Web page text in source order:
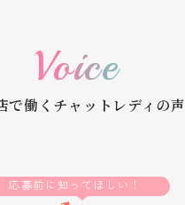
Voice
で働くチャットレディの声
応募前に知ってほしい！